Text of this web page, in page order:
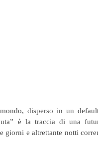
disperso in un
è la traccia di una
e altrettante notti